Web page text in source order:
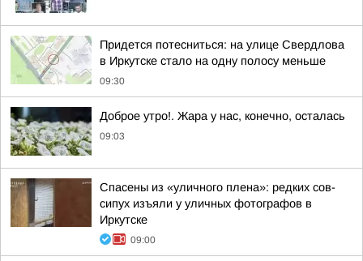
Придется потесниться: на улице Свердлова
в Иркутске стало на одну полосу меньше
09:30
Доброе утро!. Жара у нас, конечно, осталась
09:03
Спасены из «уличного плена»: редких сов-
сипух изъяли у уличных фотографов в
Иркутске
09:00